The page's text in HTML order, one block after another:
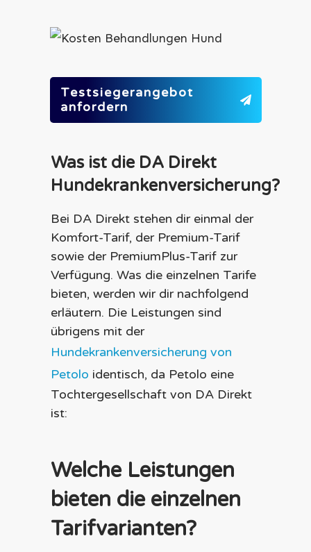
Testsiegerangebot
anfordern
Was ist die DA Direkt
Hundekrankenversicherung?
Bei DA Direkt stehen dir einmal der
Komfort-Tarif, der Premium-Tarif
sowie der PremiumPlus-Tarif zur
Verfügung. Was die einzelnen Tarife
bieten, werden wir dir nachfolgend
erläutern. Die Leistungen sind
übrigens mit der
Hundekrankenversicherung von
Petolo identisch, da Petolo eine
Tochtergesellschaft von DA Direkt
ist:
Welche Leistungen
bieten die einzelnen
Tarifvarianten?